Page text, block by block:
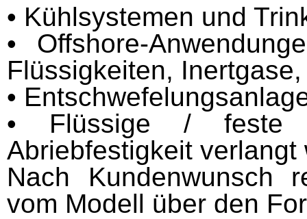
• Kühlsystemen und
• Offshore-
Flüssigkeiten,
•
• Flüssige / feste
Abriebfestigkeit
Nach Kundenwunsch
vom Modell über den